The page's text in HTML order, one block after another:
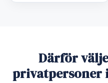
Därför
privatpersoner